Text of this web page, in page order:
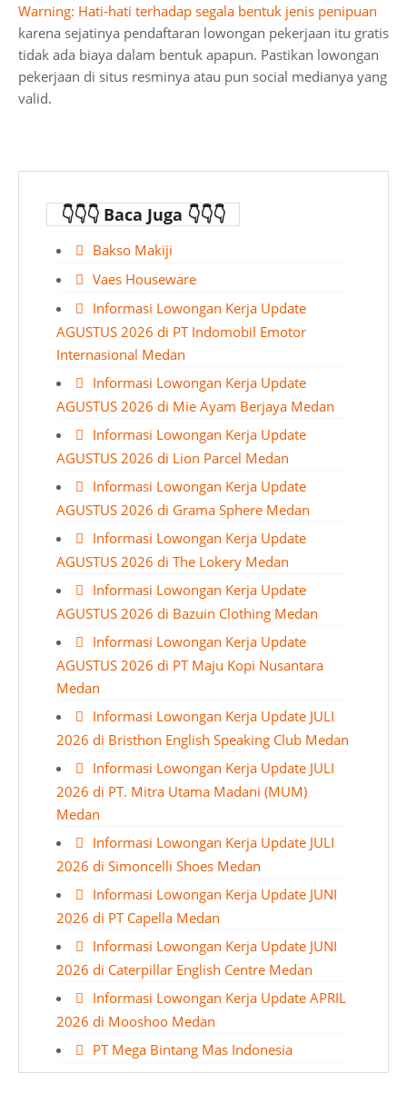
Warning: Hati-hati terhadap segala bentuk jenis penipuan
karena sejatinya pendaftaran lowongan pekerjaan itu gratis
tidak ada biaya dalam bentuk apapun. Pastikan lowongan
pekerjaan di situs resminya atau pun social medianya yang
valid.
👇👇👇 Baca Juga 👇👇👇
Bakso Makiji
Vaes Houseware
Informasi Lowongan Kerja Update
AGUSTUS 2026 di PT Indomobil Emotor
Internasional Medan
Informasi Lowongan Kerja Update
AGUSTUS 2026 di Mie Ayam Berjaya Medan
Informasi Lowongan Kerja Update
AGUSTUS 2026 di Lion Parcel Medan
Informasi Lowongan Kerja Update
AGUSTUS 2026 di Grama Sphere Medan
Informasi Lowongan Kerja Update
AGUSTUS 2026 di The Lokery Medan
Informasi Lowongan Kerja Update
AGUSTUS 2026 di Bazuin Clothing Medan
Informasi Lowongan Kerja Update
AGUSTUS 2026 di PT Maju Kopi Nusantara
Medan
Informasi Lowongan Kerja Update JULI
2026 di Bristhon English Speaking Club Medan
Informasi Lowongan Kerja Update JULI
2026 di PT. Mitra Utama Madani (MUM)
Medan
Informasi Lowongan Kerja Update JULI
2026 di Simoncelli Shoes Medan
Informasi Lowongan Kerja Update JUNI
2026 di PT Capella Medan
Informasi Lowongan Kerja Update JUNI
2026 di Caterpillar English Centre Medan
Informasi Lowongan Kerja Update APRIL
2026 di Mooshoo Medan
PT Mega Bintang Mas Indonesia